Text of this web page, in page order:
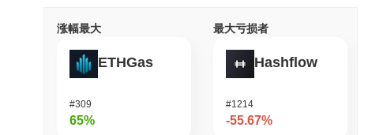
涨幅最大
ETHGas
#309
65%
最大亏损者
Hashflow
#1214
-55.67%